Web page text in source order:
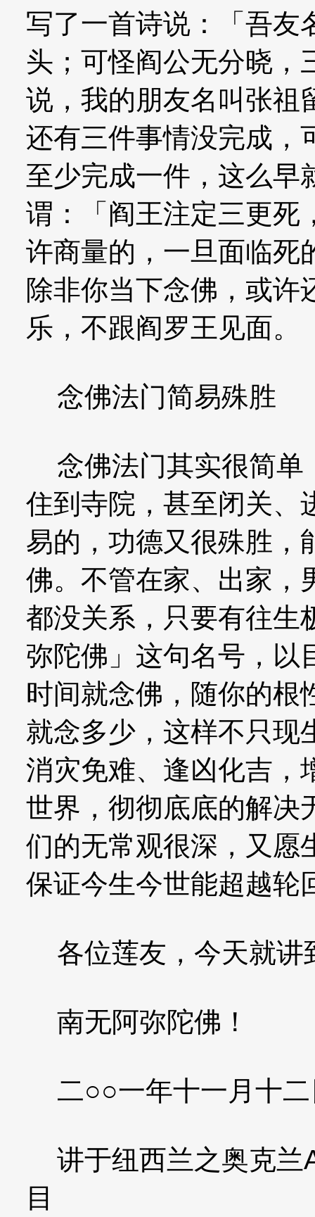
写了一首诗说：「吾友
头；可怪阎公无分晓，
说，我的朋友名叫张祖
还有三件事情没完成，
至少完成一件，这么早
谓：「阎王注定三更死
许商量的，一旦面临死
除非你当下念佛，或许
乐，不跟阎罗王见面。
念佛法门简易殊胜
念佛法门其实很简单
住到寺院，甚至闭关、
易的，功德又很殊胜，
佛。不管在家、出家，
都没关系，只要有往生
弥陀佛」这句名号，以
时间就念佛，随你的根
就念多少，这样不只现
消灾免难、逢凶化吉，
世界，彻彻底底的解决
们的无常观很深，又愿
保证今生今世能超越轮
各位莲友，今天就讲
南无阿弥陀佛！
二○○一年十一月十二
讲于纽西兰之奥克兰
目